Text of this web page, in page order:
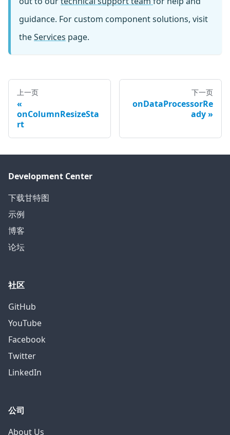
guidance. For custom component solutions, visit
theServices page.
上一页
onColumnResizeSta
rt
下一页
onDataProcessorRe
ady
Development Center
下载甘特图
示例
博客
论坛
社区
GitHub
YouTube
Facebook
Twitter
LinkedIn
公司
About Us